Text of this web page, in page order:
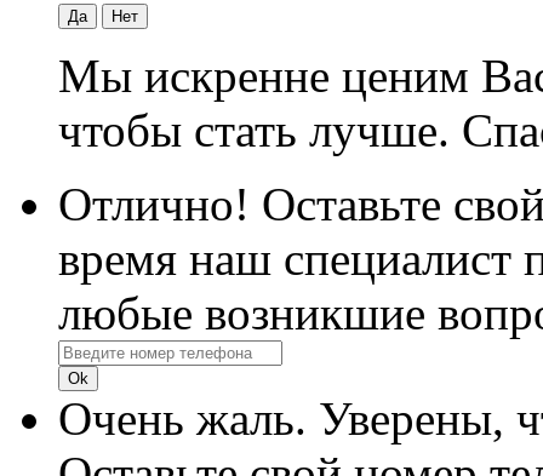
Да Нет
Мы искренне ценим
чтобы стать лучше.
Отлично! Оставьте
время наш специалист
любые возникшие
Очень жаль. Уверены,